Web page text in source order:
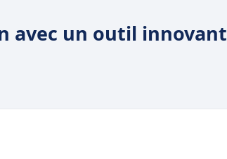
avec un outil innovant